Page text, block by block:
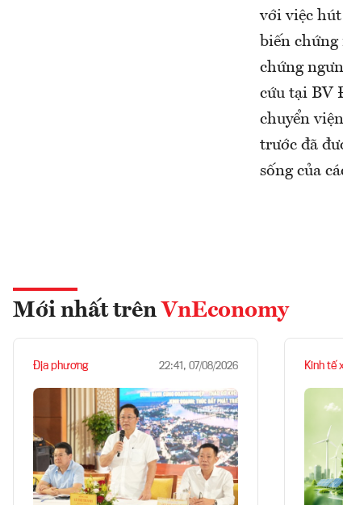
với việc
biến
chứng
cứu tại BV
chuyển
trước đã
sống của
Mới nhất trên VnEconomy
Địa phương 22:41, 07/08/2026 Kinh tế